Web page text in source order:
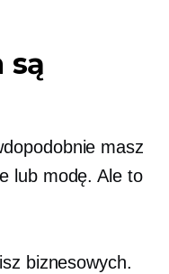
są
masz
lub modę. Ale to
biznesowych.